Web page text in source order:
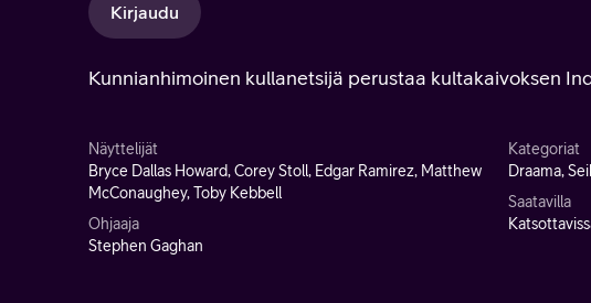
Kirjaudu
Kunnianhimoinen kullanetsijä perustaa kultakaivoksen
Näyttelijät
Bryce Dallas Howard, Corey Stoll, Edgar Ramirez, Matthew
McConaughey, Toby Kebbell
Ohjaaja
Stephen Gaghan
Kategoriat
Draama,
Saatavilla